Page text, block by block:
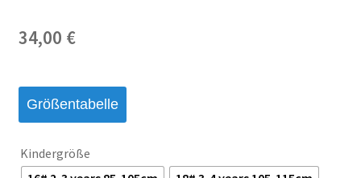
34,00 €
Größentabelle
Kindergröße